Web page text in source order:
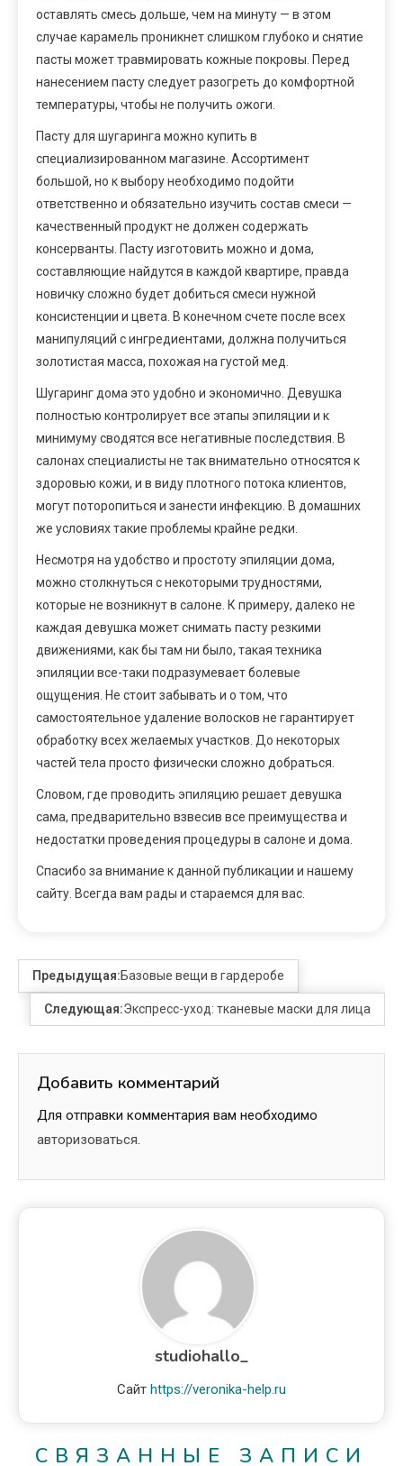
оставлять смесь дольше, чем на минуту — в этом
случае карамель проникнет слишком глубоко и снятие
пасты может травмировать кожные покровы. Перед
нанесением пасту следует разогреть до комфортной
температуры, чтобы не получить ожоги.
Пасту для шугаринга можно купить в
специализированном магазине. Ассортимент
большой, но к выбору необходимо подойти
ответственно и обязательно изучить состав смеси —
качественный продукт не должен содержать
консерванты. Пасту изготовить можно и дома,
составляющие найдутся в каждой квартире, правда
новичку сложно будет добиться смеси нужной
консистенции и цвета. В конечном счете после всех
манипуляций с ингредиентами, должна получиться
золотистая масса, похожая на густой мед.
Шугаринг дома это удобно и экономично. Девушка
полностью контролирует все этапы эпиляции и к
минимуму сводятся все негативные последствия. В
салонах специалисты не так внимательно относятся к
здоровью кожи, и в виду плотного потока клиентов,
могут поторопиться и занести инфекцию. В домашних
же условиях такие проблемы крайне редки.
Несмотря на удобство и простоту эпиляции дома,
можно столкнуться с некоторыми трудностями,
которые не возникнут в салоне. К примеру, далеко не
каждая девушка может снимать пасту резкими
движениями, как бы там ни было, такая техника
эпиляции все-таки подразумевает болевые
ощущения. Не стоит забывать и о том, что
самостоятельное удаление волосков не гарантирует
обработку всех желаемых участков. До некоторых
частей тела просто физически сложно добраться.
Словом, где проводить эпиляцию решает девушка
сама, предварительно взвесив все преимущества и
недостатки проведения процедуры в салоне и дома.
Спасибо за внимание к данной публикации и нашему
сайту. Всегда вам рады и стараемся для вас.
Предыдущая:Базовые вещи в гардеробе
Следующая:Экспресс-уход: тканевые маски для лица
Добавить комментарий
Для отправки комментария вам необходимо
авторизоваться.
studiohallo_
Сайт https://veronika-help.ru
СВЯЗАННЫЕ ЗАПИСИ